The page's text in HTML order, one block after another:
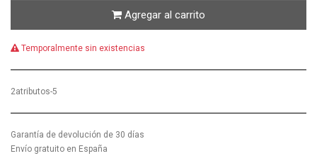
Agregar al carrito
Temporalmente sin existencias
2atributos-5
Garantía de devolución de 30 días
Envío gratuito en España